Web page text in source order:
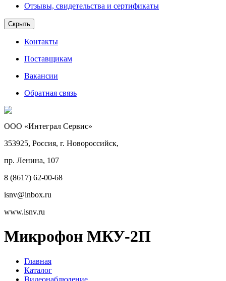
Отзывы, свидетельства и сертификаты
Скрыть
Контакты
Поставщикам
Вакансии
Обратная связь
ООО «Интеграл Сервис»
353925, Россия, г. Новороссийск,
пр. Ленина, 107
8 (8617) 62-00-68
isnv@inbox.ru
www.isnv.ru
Микрофон МКУ-2П
Главная
Каталог
Видеонаблюдение